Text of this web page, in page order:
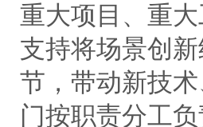
重大项目、重
支持将场景创
节，带动新技
门按职责分工负